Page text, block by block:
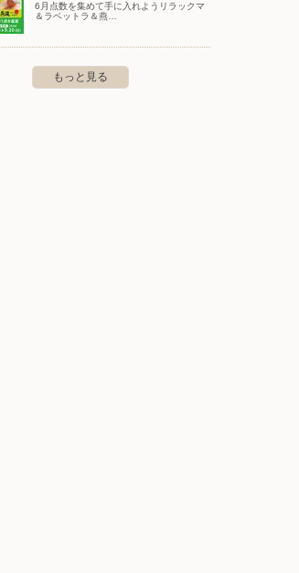
6月点数を集めて手に入れようリラックマ
＆ラベットラ＆燕…
もっと見る